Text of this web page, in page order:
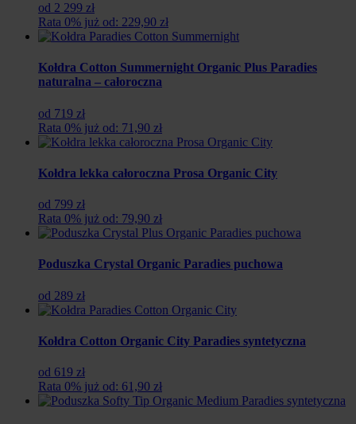
od 2 299 zł
Rata 0% już od: 229,90 zł
Kołdra Cotton Summernight Organic Plus Paradies
naturalna – całoroczna
od 719 zł
Rata 0% już od: 71,90 zł
Kołdra lekka całoroczna Prosa Organic City
od 799 zł
Rata 0% już od: 79,90 zł
Poduszka Crystal Organic Paradies puchowa
od 289 zł
Kołdra Cotton Organic City Paradies syntetyczna
od 619 zł
Rata 0% już od: 61,90 zł